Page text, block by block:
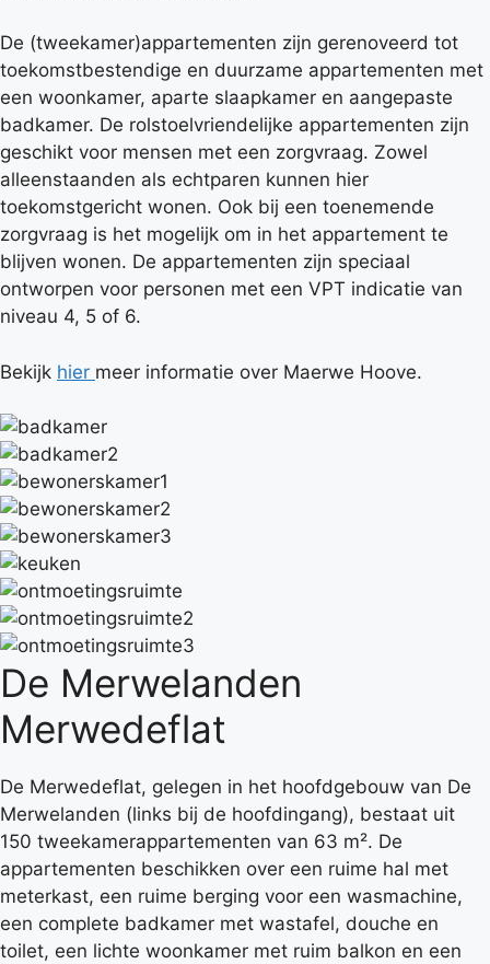
De (tweekamer)appartementen zijn gerenoveerd tot
toekomstbestendige en duurzame appartementen met
een woonkamer, aparte slaapkamer en aangepaste
badkamer. De rolstoelvriendelijke appartementen zijn
geschikt voor mensen met een zorgvraag. Zowel
alleenstaanden als echtparen kunnen hier
toekomstgericht wonen. Ook bij een toenemende
zorgvraag is het mogelijk om in het appartement te
blijven wonen. De appartementen zijn speciaal
ontworpen voor personen met een VPT indicatie van
niveau 4, 5 of 6.
Bekijk hier meer informatie over Maerwe Hoove.
De Merwelanden
Merwedeflat
De Merwedeflat, gelegen in het hoofdgebouw van De
Merwelanden (links bij de hoofdingang), bestaat uit
150 tweekamerappartementen van 63 m². De
appartementen beschikken over een ruime hal met
meterkast, een ruime berging voor een wasmachine,
een complete badkamer met wastafel, douche en
toilet, een lichte woonkamer met ruim balkon en een